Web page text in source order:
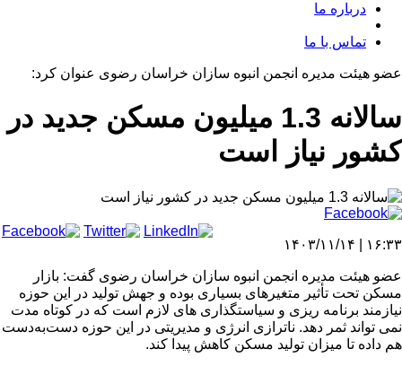
درباره ما
تماس با ما
عضو هیئت مدیره انجمن انبوه سازان خراسان رضوی عنوان کرد:
سالانه 1.3 میلیون مسکن جدید در
کشور نیاز است
۱۶:۳۳ | ۱۴۰۳/۱۱/۱۴
عضو هیئت مدیره انجمن انبوه سازان خراسان رضوی گفت: بازار
مسکن تحت تأثیر متغیرهای بسیاری بوده و جهش تولید در این حوزه
نیازمند برنامه ریزی و سیاستگذاری های لازم است که در کوتاه مدت
نمی تواند ثمر دهد. ناترازی انرژی و مدیریتی در این حوزه دست‌به‌دست
هم داده تا میزان تولید مسکن کاهش پیدا کند.